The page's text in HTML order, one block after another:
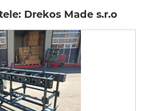
Drekos Made s.r.o